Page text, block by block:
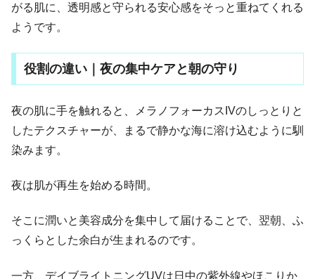
がる肌に、透明感と守られる安心感をそっと重ねてくれる
ようです。
役割の違い｜夜の集中ケアと朝の守り
夜の肌に手を触れると、メラノフォーカスIVのしっとりと
したテクスチャーが、まるで静かな海に溶け込むように馴
染みます。
夜は肌が再生を始める時間。
そこに潤いと美容成分を集中して届けることで、翌朝、ふ
っくらとした余白が生まれるのです。
一方、デイブライトニングUVは日中の紫外線やほこりか